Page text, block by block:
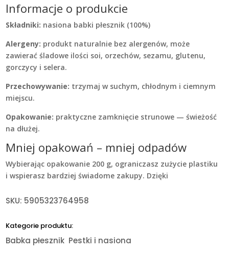
Informacje o produkcie
Składniki: nasiona babki płesznik (100%)
Alergeny: produkt naturalnie bez alergenów, może
zawierać śladowe ilości soi, orzechów, sezamu, glutenu,
gorczycy i selera.
Przechowywanie: trzymaj w suchym, chłodnym i ciemnym
miejscu.
Opakowanie: praktyczne zamknięcie strunowe — świeżość
na dłużej.
Mniej opakowań – mniej odpadów
Wybierając opakowanie 200 g, ograniczasz zużycie plastiku
i wspierasz bardziej świadome zakupy. Dzięki
SKU: 5905323764958
Kategorie produktu:
Babka płesznik Pestki i nasiona